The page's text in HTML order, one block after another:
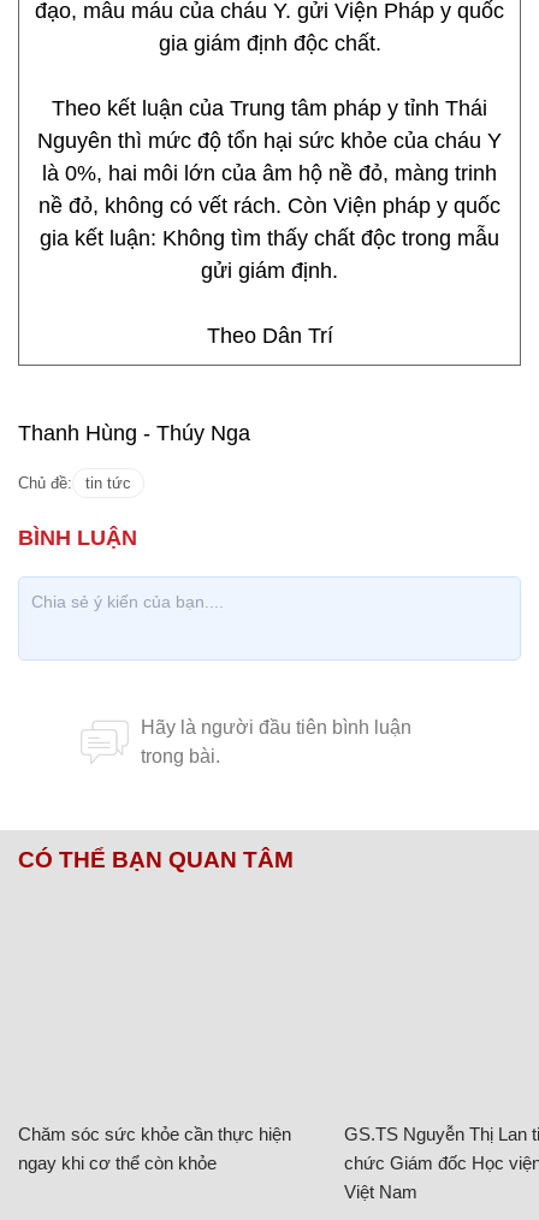
đạo, mẫu máu của cháu Y. gửi Viện Pháp y quốc
gia giám định độc chất.
Theo kết luận của Trung tâm pháp y tỉnh Thái
Nguyên thì mức độ tổn hại sức khỏe của cháu Y
là 0%, hai môi lớn của âm hộ nề đỏ, màng trinh
nề đỏ, không có vết rách. Còn Viện pháp y quốc
gia kết luận: Không tìm thấy chất độc trong mẫu
gửi giám định.
Theo Dân Trí
Thanh Hùng - Thúy Nga
Chủ đề: tin tức
CÓ THỂ BẠN QUAN TÂM
Chăm sóc sức khỏe cần thực hiện
ngay khi cơ thể còn khỏe
GS.TS Nguyễn Thị Lan
chức Giám đốc Học
Việt Nam